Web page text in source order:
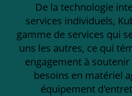
De la technologie
services individuels,
gamme de services qui
uns les autres, ce qui
engagement à
besoins en matériel
équipement